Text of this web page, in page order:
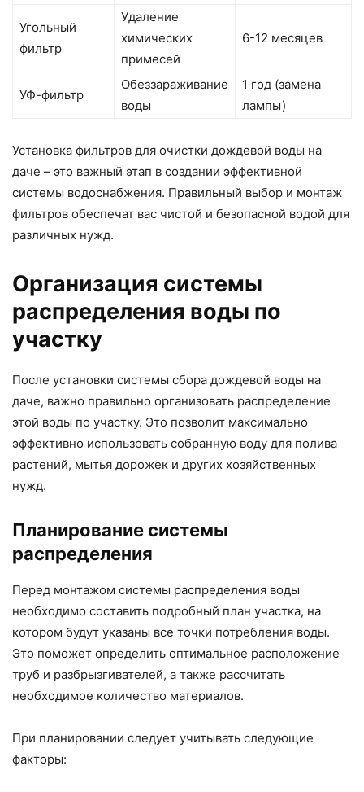
Угольный
фильтр
Удаление
химических
примесей
6-12 месяцев
УФ-фильтр
Обеззараживание
воды
1 год (замена
лампы)
Установка фильтров для очистки дождевой воды на
даче – это важный этап в создании эффективной
системы водоснабжения. Правильный выбор и монтаж
фильтров обеспечат вас чистой и безопасной водой для
различных нужд.
Организация системы
распределения воды по
участку
После установки системы сбора дождевой воды на
даче, важно правильно организовать распределение
этой воды по участку. Это позволит максимально
эффективно использовать собранную воду для полива
растений, мытья дорожек и других хозяйственных
нужд.
Планирование системы
распределения
Перед монтажом системы распределения воды
необходимо составить подробный план участка, на
котором будут указаны все точки потребления воды.
Это поможет определить оптимальное расположение
труб и разбрызгивателей, а также рассчитать
необходимое количество материалов.
При планировании следует учитывать следующие
факторы: